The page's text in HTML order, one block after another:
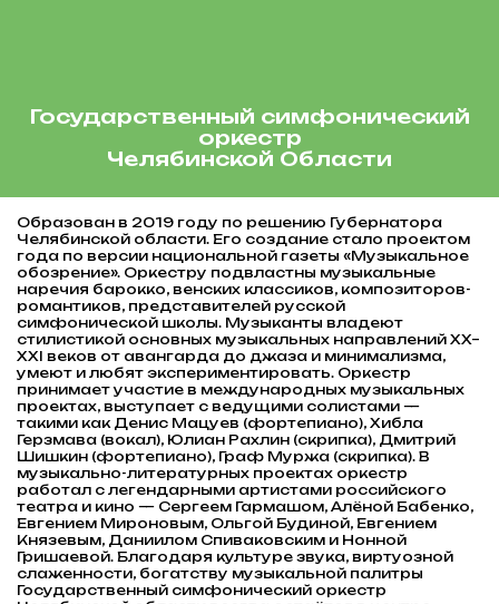
Государственный симфонический
оркестр
Челябинской Области
Образован в 2019 году по решению Губернатора
Челябинской области. Его создание стало проектом
года по версии национальной газеты «Музыкальное
обозрение». Оркестру подвластны музыкальные
наречия барокко, венских классиков, композиторов-
романтиков, представителей русской
симфонической школы. Музыканты владеют
стилистикой основных музыкальных направлений XX–
XXI веков от авангарда до джаза и минимализма,
умеют и любят экспериментировать. Оркестр
принимает участие в международных музыкальных
проектах, выступает с ведущими солистами —
такими как Денис Мацуев (фортепиано), Хибла
Герзмава (вокал), Юлиан Рахлин (скрипка), Дмитрий
Шишкин (фортепиано), Граф Муржа (скрипка). В
музыкально-литературных проектах оркестр
работал с легендарными артистами российского
театра и кино — Сергеем Гармашом, Алёной Бабенко,
Евгением Мироновым, Ольгой Будиной, Евгением
Князевым, Даниилом Спиваковским и Нонной
Гришаевой. Благодаря культуре звука, виртуозной
слаженности, богатству музыкальной палитры
Государственный симфонический оркестр